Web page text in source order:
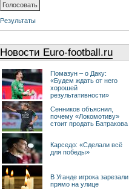
Результаты
Новости Euro-football.ru
Помазун – о Даку:
«Будем ждать от него
хорошей
результативности»
Сенников объяснил,
почему «Локомотиву»
стоит продать Батракова
Карседо: «Сделали всё
для победы»
В Уганде игрока зарезали
прямо на улице